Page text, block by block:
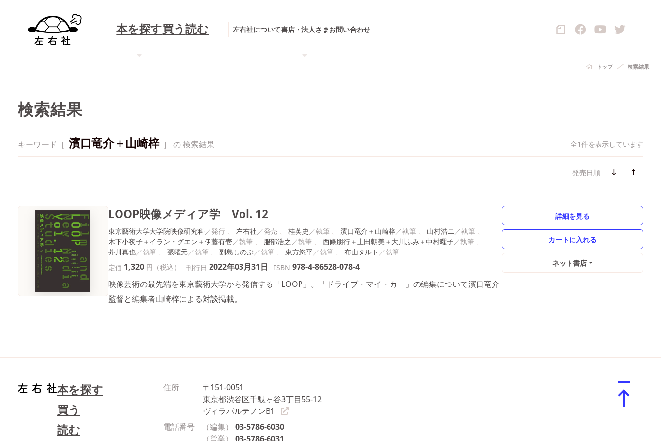
本を探す買う読む 左右社について書店・法人さまお問い合わせ
トップ 検索結果
検索結果
キーワード［ 濱口竜介＋山崎梓 ］ の 検索結果 全1件を表示しています
発売日順
LOOP映像メディア学 Vol. 12
東京藝術大学大学院映像研究科 左右社 桂英史 濱口竜介＋山崎梓
山村浩二
木下小夜子＋イラン・グエン＋伊藤有壱
服部浩之
西條朋行＋土田朝美＋大川ふみ＋中村曜子
芥川真也
張曜元 副島しのぶ 東方悠平
布山タルト
定価 1,320 円（税込） 刊行日 2022年03月31日 ISBN 978-4-86528-078-4
映像芸術の最先端を東京藝術大学から発信する「LOOP」。「ドライブ・マイ・カー」の編集について濱口竜介
監督と編集者山崎梓による対談掲載。
詳細を見る
ネット書店
本を探す
買う
読む
住所
〒151-0051
東京都渋谷区千駄ヶ谷3丁目55-12
ヴィラパルテノンB1
電話番号
（編集）
03-5786-6030
（営業）
03-5786-6031